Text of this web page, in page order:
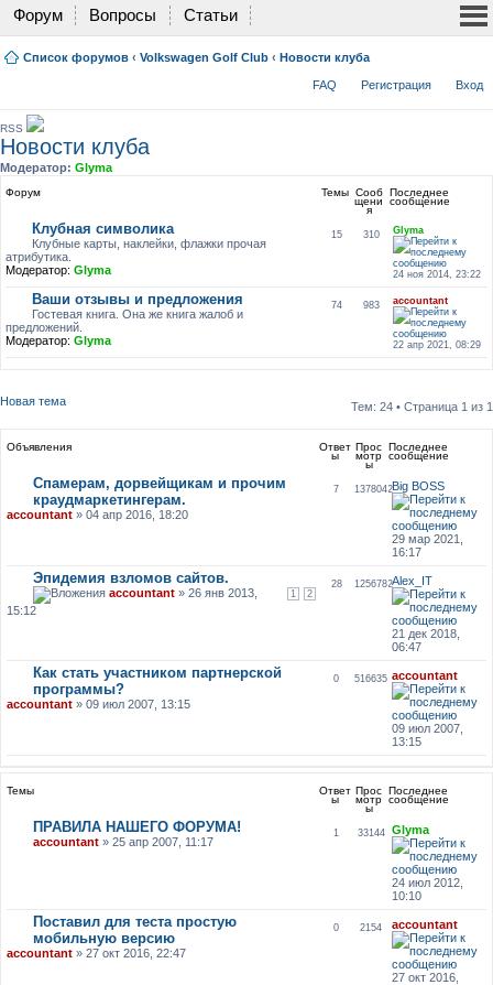
Форум Вопросы Статьи
Список форумов ‹ Volkswagen Golf Club ‹ Новости клуба
FAQ Регистрация Вход
RSS
Новости клуба
Модератор: Glyma
Форум Темы Сооб
щени
я
Последнее
сообщение
Клубная символика
Клубные карты, наклейки, флажки прочая
атрибутика.
Модератор: Glyma
15 310 Glyma
24 ноя 2014, 23:22
Ваши отзывы и предложения
Гостевая книга. Она же книга жалоб и
предложений.
Модератор: Glyma
74 983 accountant
22 апр 2021, 08:29
Новая тема Тем: 24 • Страница 1 из 1
Объявления Ответ
ы
Прос
мотр
ы
Последнее
сообщение
Спамерам, дорвейщикам и прочим
краудмаркетингерам.
accountant» 04 апр 2016, 18:20
7 1378042Big BOSS
29 мар 2021,
16:17
Эпидемия взломов сайтов.
1 2
accountant» 26 янв 2013,
15:12
28 1256782Alex_IT
21 дек 2018,
06:47
Как стать участником партнерской
программы?
accountant» 09 июл 2007, 13:15
0 516635 accountant
09 июл 2007,
13:15
Темы Ответ
ы
Прос
мотр
ы
Последнее
сообщение
ПРАВИЛА НАШЕГО ФОРУМА!
accountant» 25 апр 2007, 11:17
1 33144 Glyma
24 июл 2012,
10:10
Поставил для теста простую
мобильную версию
accountant» 27 окт 2016, 22:47
0 2154 accountant
27 окт 2016,